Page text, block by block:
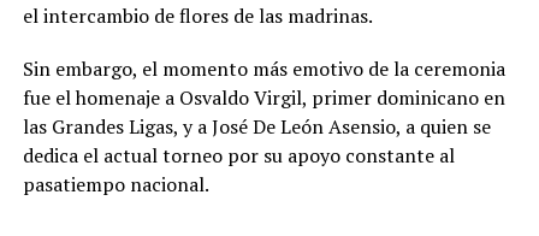
el intercambio de flores de las madrinas.
Sin embargo, el momento más emotivo de la ceremonia
fue el homenaje a Osvaldo Virgil, primer dominicano en
las Grandes Ligas, y a José De León Asensio, a quien se
dedica el actual torneo por su apoyo constante al
pasatiempo nacional.